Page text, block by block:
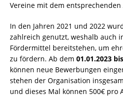
Vereine mit dem
In den Jahren 2021 und 2022
zahlreich genutzt, weshalb auch
Fördermittel bereitstehen, um
zu fördern. Ab dem 01.01.2023
können neue Bewerbungen
stehen der Organisation
und dieses Mal können 500€ pro